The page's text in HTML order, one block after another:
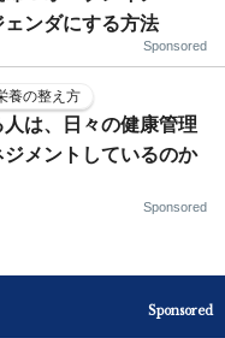
ンダにする方法
Sponsored
養の整え方
は、日々の健康管理
メントしているのか
Sponsored
Sponsored